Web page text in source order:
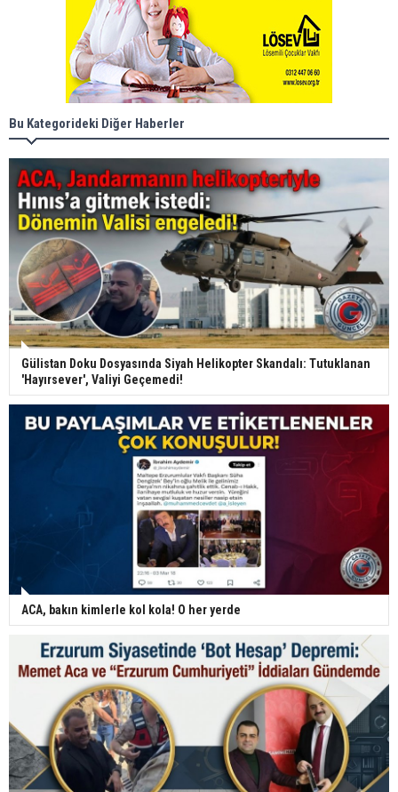
Bu Kategorideki Diğer Haberler
Gülistan Doku Dosyasında Siyah Helikopter Skandalı: Tutuklanan
'Hayırsever', Valiyi Geçemedi!
ACA, bakın kimlerle kol kola! O her yerde